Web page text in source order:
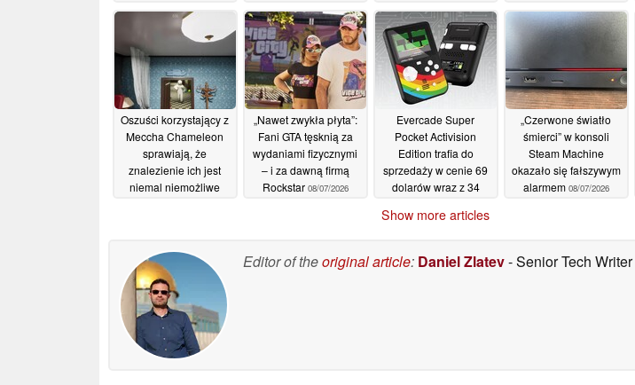
23/07/2026 19/07/2026
stanowi najwyższy
wynik półroczny w
Oszuści korzystający z
Meccha Chameleon
sprawiają, że
znalezienie ich jest
niemal niemożliwe
„Nawet zwykła płyta”:
Fani GTA tęsknią za
wydaniami fizycznymi
– i za dawną firmą
Rockstar 08/07/2026
Evercade Super
Pocket Activision
Edition trafia do
sprzedaży w cenie 69
dolarów wraz z 34
„Czerwone światło
śmierci” w konsoli
Steam Machine
okazało się fałszywym
alarmem 08/07/2026
Show more articles
Editor of theoriginal article: Daniel Zlatev- Senior Tech Writer